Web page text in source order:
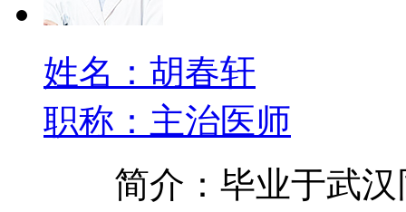
姓名：胡春轩
职称：主治医师
简介：毕业于武汉